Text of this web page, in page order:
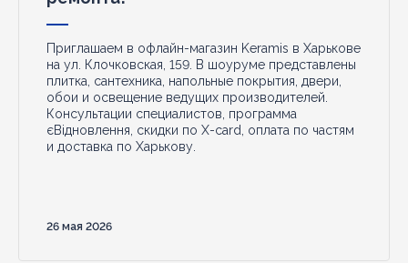
Приглашаем в офлайн-магазин Keramis в Харькове
на ул. Клочковская, 159. В шоуруме представлены
плитка, сантехника, напольные покрытия, двери,
обои и освещение ведущих производителей.
Консультации специалистов, программа
єВідновлення, скидки по X-card, оплата по частям
и доставка по Харькову.
26 мая 2026